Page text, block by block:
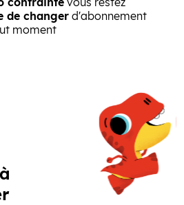
de changer d'abonnement
moment